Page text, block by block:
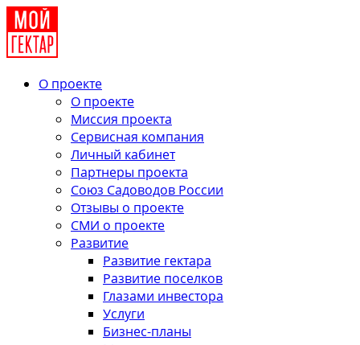
О проекте
О проекте
Миссия проекта
Сервисная компания
Личный кабинет
Партнеры проекта
Союз Садоводов России
Отзывы о проекте
СМИ о проекте
Развитие
Развитие гектара
Развитие поселков
Глазами инвестора
Услуги
Бизнес-планы